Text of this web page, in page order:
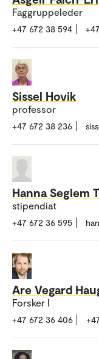
Faggruppeleder
+47 672 38 594
Sissel Hovik
professor
+47 672 38 236
Hanna Seglem
stipendiat
+47 672 36 595
Are Vegard
Forsker I
+47 672 36 406